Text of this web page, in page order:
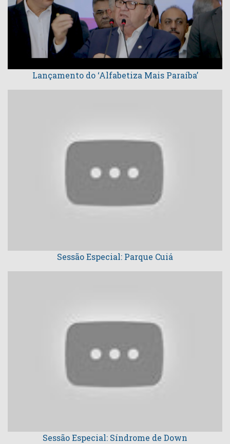
Lançamento do ‘Alfabetiza Mais Paraíba’
Sessão Especial: Parque Cuiá
Sessão Especial: Síndrome de Down